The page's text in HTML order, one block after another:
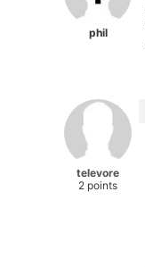
phil
televore
2 points